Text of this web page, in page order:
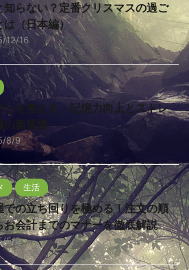
知らない？定番クリスマスの過ご
は（日本編）
12/16
心を整える：記憶力向上とストレ
の新習慣
8/9
生活
での立ち回りを極める！注文の順
お会計までのマナーを徹底解説
5/9